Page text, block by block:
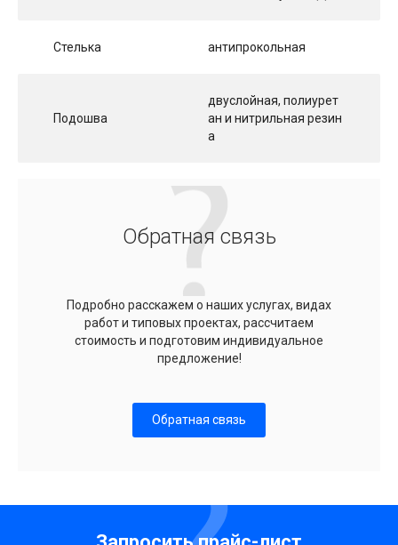
Стелька антипрокольная
Подошва
двуслойная, полиурет
ан и нитрильная резин
а
Обратная связь
Подробно расскажем о наших услугах, видах
работ и типовых проектах, рассчитаем
стоимость и подготовим индивидуальное
предложение!
Обратная связь